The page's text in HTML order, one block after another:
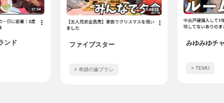
ド ファイブスター
× 奇跡の歯ブラシ
みゆみゆチャ
× TEMU